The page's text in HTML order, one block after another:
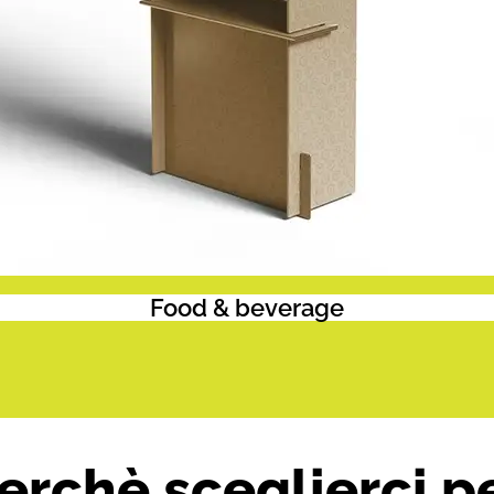
Food & beverage